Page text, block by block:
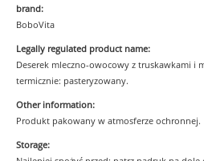
brand:
BoboVita
Legally regulated product name:
Deserek mleczno-owocowy z truskawkami i
termicznie: pasteryzowany.
Other information:
Produkt pakowany w atmosferze ochronnej.
Storage: